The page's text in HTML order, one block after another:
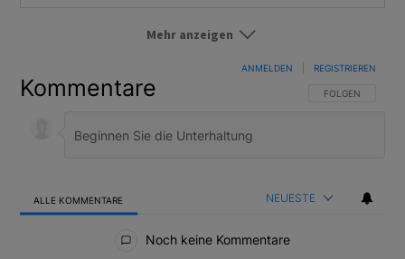
Mehr anzeigen
Europe Folgen
World Folgen
Kommentare FOLGE DIESER
FOLGEN
ANMELDEN REGISTRIEREN
ALLE KOMMENTARE NEUESTE
Noch keine Kommentare